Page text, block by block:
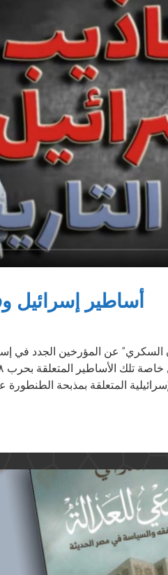
أساطير إسرائيل
عن المؤرخين الجدد في